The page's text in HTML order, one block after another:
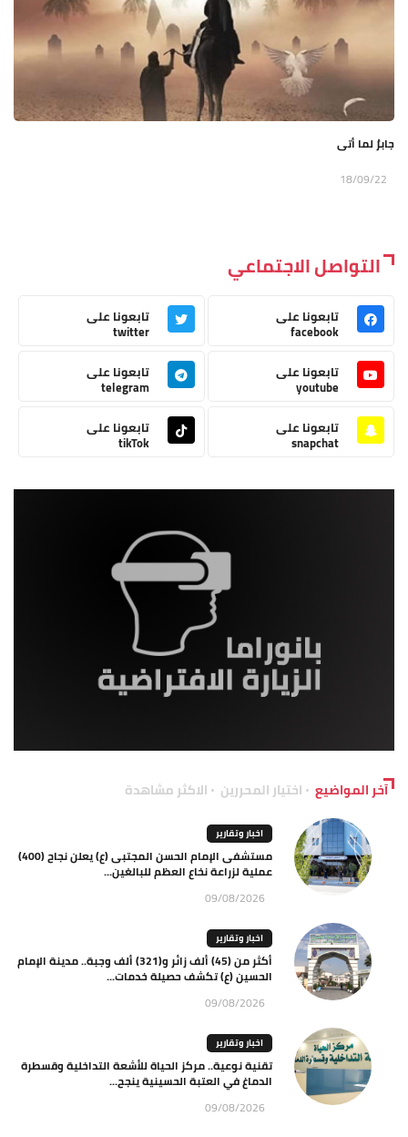
جابرٌ لما أتى
18/09/22
التواصل الاجتماعي
تابعونا على
facebook
تابعونا على
twitter
تابعونا على
youtube
تابعونا على
telegram
تابعونا على
snapchat
تابعونا على
tikTok
آخر المواضيع اختيار المحررين الاكثر مشاهدة
اخبار وتقارير
مستشفى الإمام الحسن المجتبى (ع) يعلن نجاح (400)
عملية لزراعة نخاع العظم للبالغين...
09/08/2026
اخبار وتقارير
أكثر من (45) ألف زائر و(321) ألف وجبة.. مدينة الإمام
الحسين (ع) تكشف حصيلة خدمات...
09/08/2026
اخبار وتقارير
تقنية نوعية.. مركز الحياة للأشعة التداخلية وقسطرة
الدماغ في العتبة الحسينية ينجح...
09/08/2026